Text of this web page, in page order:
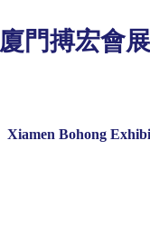
廈門搏宏會
Xiamen Bohong